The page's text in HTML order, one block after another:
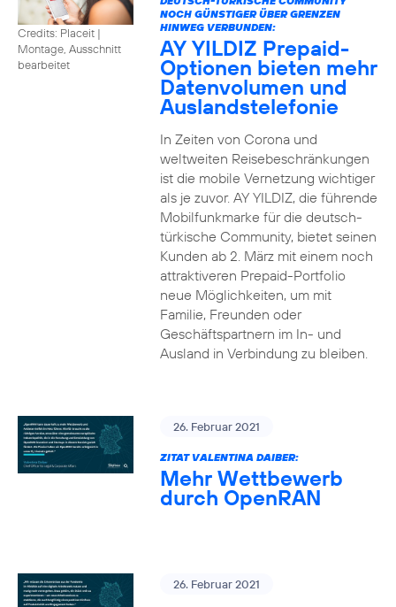
Credits: Placeit |
Montage, Ausschnitt
bearbeitet
NOCH GÜNSTIGER ÜBER GRENZEN
HINWEG VERBUNDEN:
AY YILDIZ Prepaid-
Optionen bieten mehr
Datenvolumen und
Auslandstelefonie
In Zeiten von Corona und
weltweiten Reisebeschränkungen
ist die mobile Vernetzung wichtiger
als je zuvor. AY YILDIZ, die führende
Mobilfunkmarke für die deutsch-
türkische Community, bietet seinen
Kunden ab 2. März mit einem noch
attraktiveren Prepaid-Portfolio
neue Möglichkeiten, um mit
Familie, Freunden oder
Geschäftspartnern im In- und
Ausland in Verbindung zu bleiben.
26. Februar 2021
ZITAT VALENTINA DAIBER:
Mehr Wettbewerb
durch OpenRAN
26. Februar 2021